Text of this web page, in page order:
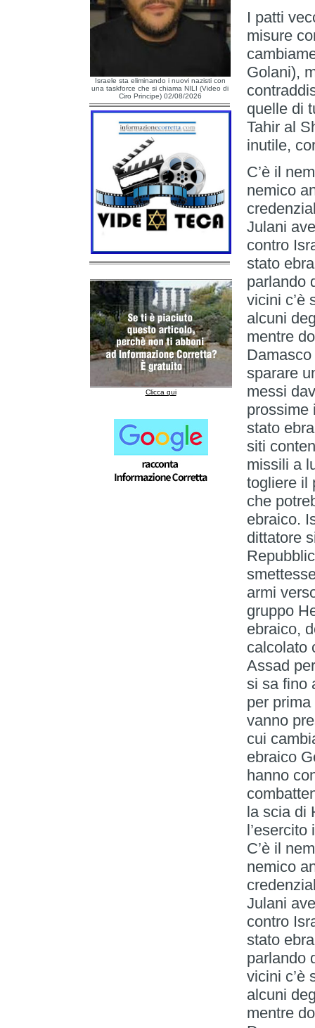
Israele sta eliminando i nuovi nazisti con
una taskforce che si chiama NILI (Video di
Ciro Principe) 02/08/2026
Clicca qui
I patti
misure
Golani),
quelle di
Tahir al
inutile,
C’è il
nemico
Julani
contro
stato
parlando
vicini c’è
alcuni
mentre
sparare
messi
prossime
stato
siti
missili a
togliere il
che
ebraico.
dittatore
armi
gruppo
ebraico,
calcolato
Assad
si sa fino
per
vanno
cui
ebraico
hanno
la scia di
C’è il
nemico
Julani
contro
stato
parlando
vicini c’è
alcuni
mentre